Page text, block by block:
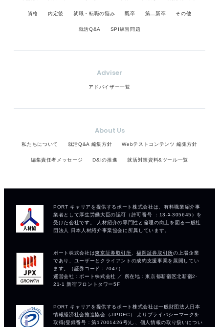
資格 内定後 就職・転職の悩み 既卒 第二新卒 その他
就活Q&A SPI練習問題
Adviser
アドバイザー一覧
About Us
私たちについて 就活Q&A 編集方針 Webテストコンテンツ 編集方針
編集責任者メッセージ D&Iの推進 就活対策資料&ツール一覧